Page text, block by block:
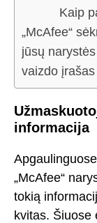
Kaip
„McAfee“
jūsų
vaizdo įrašas
informacija
„McAfee“
tokią
kvitas. Šiuose